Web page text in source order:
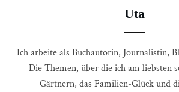
Uta
Ich arbeite als Buchautorin, Journalistin,
Die Themen, über die ich am liebsten
Gärtnern, das Familien-Glück und